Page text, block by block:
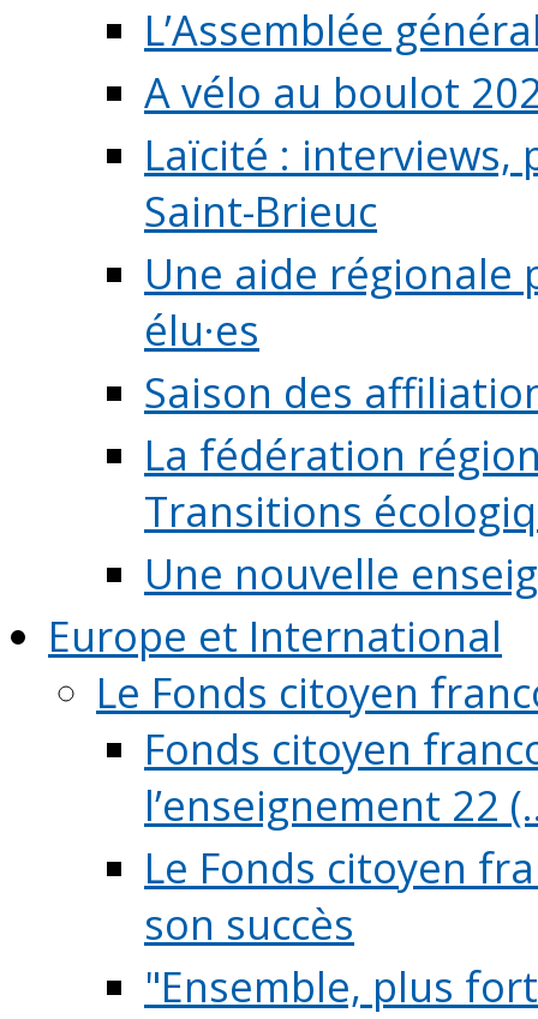
L’Assemblée
A vélo au boulot
Laïcité :
Saint-Brieuc
Une aide régionale
élu·es
Saison des
La fédération
Transitions
Une nouvelle
Europe et International
Le Fonds citoyen
Fonds citoyen
l’enseignement 22
Le Fonds citoyen
son succès
"Ensemble, plus